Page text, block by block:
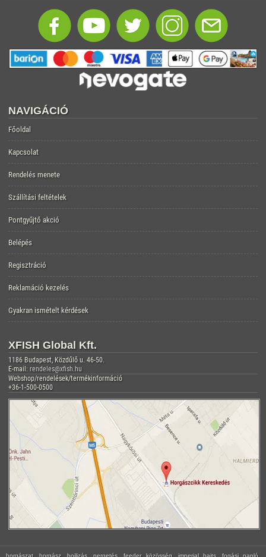
NAVIGÁCIÓ
Főoldal
Kapcsolat
Rendelés menete
Szállítási feltételek
Pontgyűjtő akció
Belépés
Regisztráció
Reklamáció kezelés
Gyakran ismételt kérdések
XFISH Global Kft.
1186 Budapest, Közdűlő u. 46-50.
E-mail: rendeles@xfish.hu
Webshop/rendelések/termékinformáció
+36-1-500-0500
horgászat, horgász, bojlizás, pergetés, feeder, közösség, imperial baits, fogási napló,